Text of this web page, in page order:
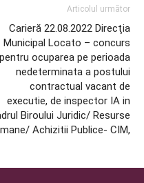
Articolul următor
Carieră 22.08.2022 Direcţia
Municipal Locato – concurs
pentru ocuparea pe perioada
nedeterminata a postului
contractual vacant de
executie, de inspector IA in
Biroului Juridic/ Resurse
Achizitii Publice- CIM,